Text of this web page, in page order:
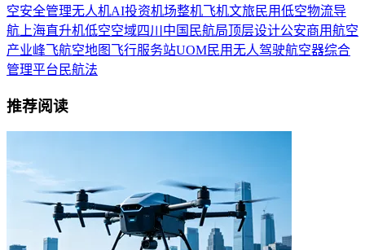
空安全管理无人机AI投资机场整机飞机文旅民用低空物流导
航上海直升机低空空域四川 中国民航局顶层设计公安商用航空
产业峰飞航空地图 飞行服务站UOM民用无人驾驶航空器综合
管理平台 民航法
推荐阅读